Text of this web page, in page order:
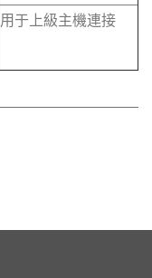
用于上級主機連接